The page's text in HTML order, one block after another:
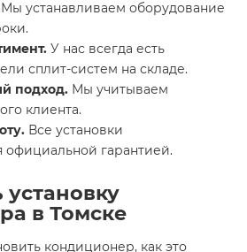
Мы устанавливаем оборудование
У нас всегда есть
сплит-систем на складе.
подход. Мы учитываем
клиента.
Все установки
официальной гарантией.
установку
в Томске
кондиционер, как это